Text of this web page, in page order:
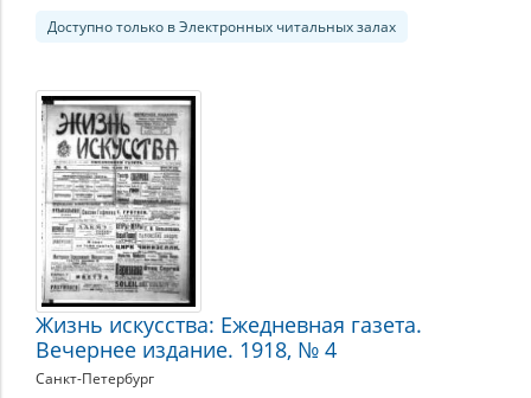
Доступно только в Электронных читальных залах
Жизнь искусства: Ежедневная газета.
Вечернее издание. 1918, № 4
Санкт-Петербург